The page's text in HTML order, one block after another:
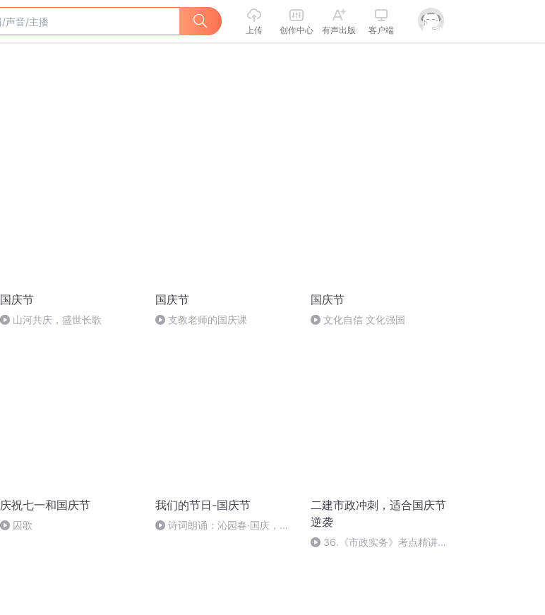
上传 创作中心 有声出版 客户端
国庆节
山河共庆，盛世长歌
国庆节
支教老师的国庆课
国庆节
文化自信 文化强国
庆祝七一和国庆节
囚歌
我们的节日-国庆节
诗词朗诵：沁园春·国庆，朗
二建市政冲刺，适合国庆节
逆袭
36.《市政实务》考点精讲第